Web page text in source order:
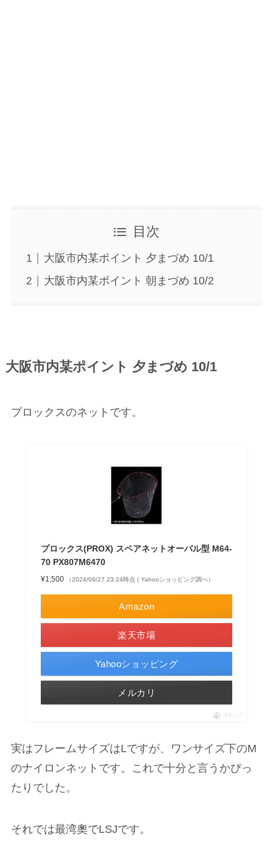
目次
大阪市内某ポイント 夕まづめ 10/1
大阪市内某ポイント 朝まづめ 10/2
大阪市内某ポイント 夕まづめ 10/1
プロックスのネットです。
プロックス(PROX) スペアネットオーバル型 M64-
70 PX807M6470
¥1,500 （2024/09/27 23:24時点 | Yahooショッピング調べ）
Amazon
楽天市場
Yahooショッピング
メルカリ
ポチップ
実はフレームサイズはLですが、ワンサイズ下のM
のナイロンネットです。これで十分と言うかぴっ
たりでした。
それでは最湾奧でLSJです。